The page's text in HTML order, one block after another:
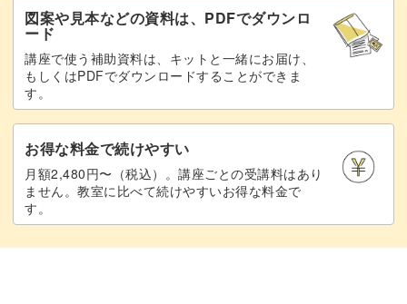
ぜひこの機会に、リース作りの魅力を体験してみません
か？
みなさんの受講を心よりお待ちしています。
図案や見本などの資料は、PDFでダウンロ
ード
講座で使う補助資料は、キットと一緒にお届け、
もしくはPDFでダウンロードすることができま
す。
お得な料金で続けやすい
月額2,480円〜（税込）。講座ごとの受講料はあり
ません。教室に比べて続けやすいお得な料金で
す。